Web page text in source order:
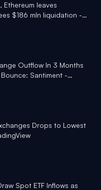
leaves
$186 mln liquidation -
Outflow In 3 Months
Santiment -
Drops to Lowest
Spot ETF Inflows as